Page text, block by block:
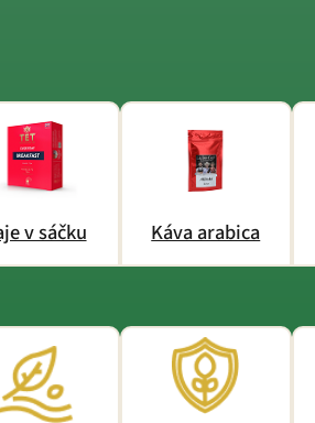
v sáčku Káva arabica